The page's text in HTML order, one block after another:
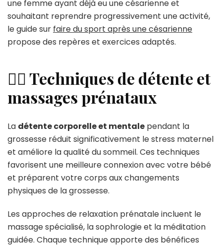
une femme ayant déjà eu une césarienne et
souhaitant reprendre progressivement une activité,
le guide sur faire du sport après une césarienne
propose des repères et exercices adaptés.
💆‍♀️ Techniques de détente et
massages prénataux
La détente corporelle et mentale pendant la
grossesse réduit significativement le stress maternel
et améliore la qualité du sommeil. Ces techniques
favorisent une meilleure connexion avec votre bébé
et préparent votre corps aux changements
physiques de la grossesse.
Les approches de relaxation prénatale incluent le
massage spécialisé, la sophrologie et la méditation
guidée. Chaque technique apporte des bénéfices